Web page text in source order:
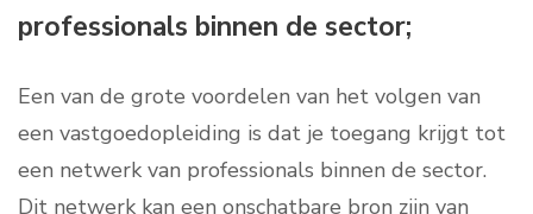
professionals binnen de sector;
Een van de grote voordelen van het volgen van
een vastgoedopleiding is dat je toegang krijgt tot
een netwerk van professionals binnen de sector.
Dit netwerk kan een onschatbare bron zijn van